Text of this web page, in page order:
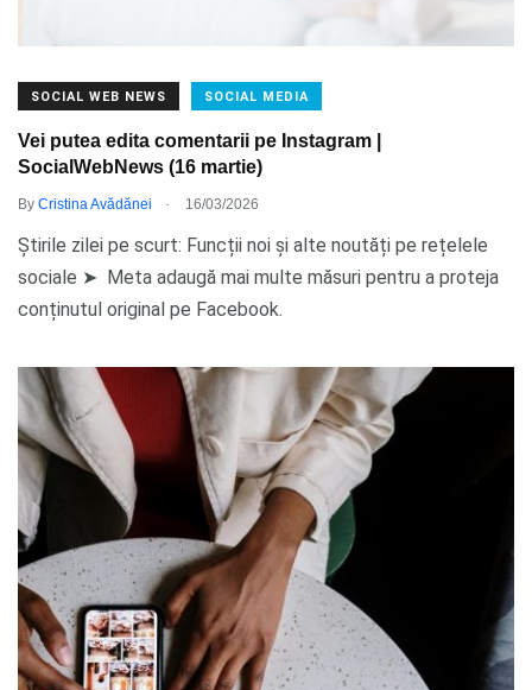
SOCIAL WEB NEWS SOCIAL MEDIA
Vei putea edita comentarii pe Instagram |
SocialWebNews (16 martie)
By Cristina Avădănei . 16/03/2026
Știrile zilei pe scurt: Funcții noi și alte noutăți pe rețelele
sociale ➤ Meta adaugă mai multe măsuri pentru a proteja
conținutul original pe Facebook.